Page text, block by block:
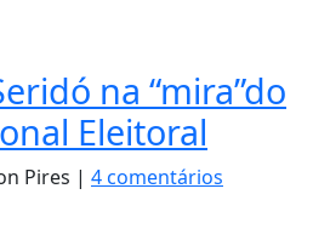
na “mira”do
Eleitoral
Pires | 4 comentários